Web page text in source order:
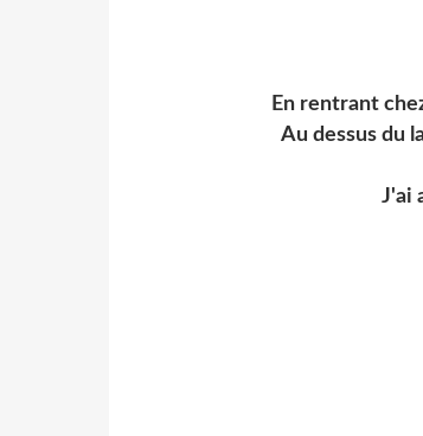
En rentrant
Au dessus du
J'ai